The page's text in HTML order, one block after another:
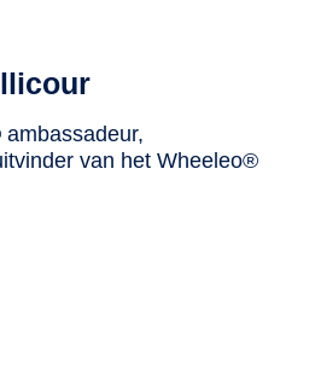
van het Wheeleo®